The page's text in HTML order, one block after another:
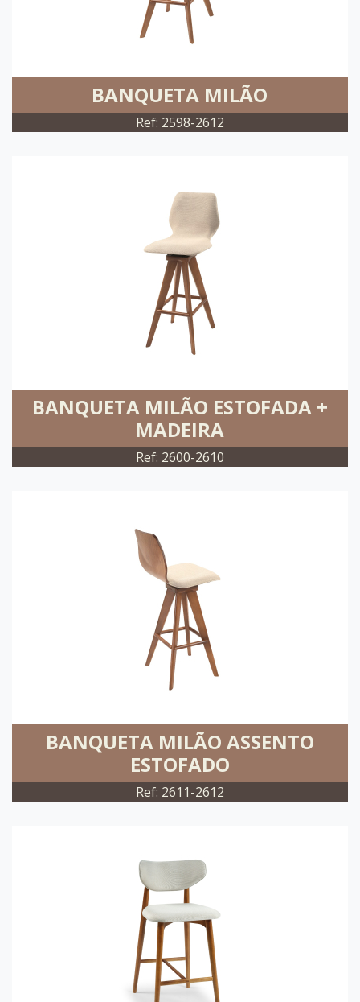
BANQUETA MILÃO
Ref: 2598-2612
BANQUETA MILÃO ESTOFADA +
MADEIRA
Ref: 2600-2610
BANQUETA MILÃO ASSENTO
ESTOFADO
Ref: 2611-2612